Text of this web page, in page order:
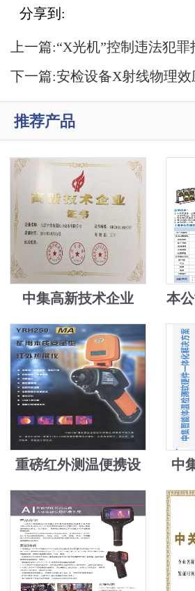
分享到:
上一篇:“X光机”控制违法犯
备
下一篇:安检设备X射线物理
推荐产品
中集高新技术企业
本
医
重磅红外测温便携设
备
中
磅
解
题
装